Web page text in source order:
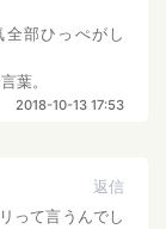
部ひっぺがし
葉。
2018-10-13 17:53
返信
って言うんでし